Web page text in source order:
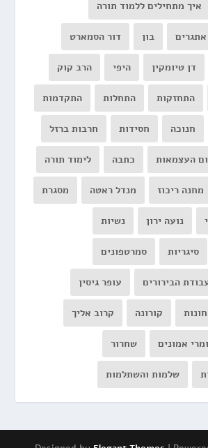
איך מתחילים ללמוד תורה
אתגרים בון דור הסמארט
דן טיומקין היפי הרב קוק
התחזקות התחלות התקדמות
חנוכה חסידות חרבות ברזל
העצמאות כתבה לימוד תורה
מחנה ריכוז מנדל ראטה מסגרת
נועה ירון נשיות
סיגריות סמרטפונים
הבירורים עופר גיסין
קורונה קרוב אליך
אמונים שחרור
שלמות והשתלמות